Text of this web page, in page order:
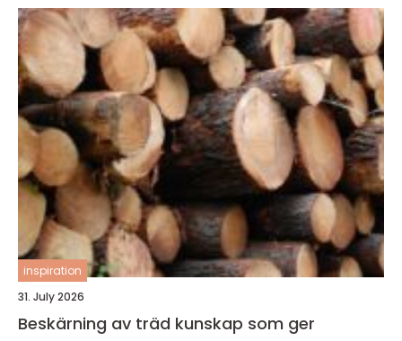
inspiration
31. July 2026
Beskärning av träd kunskap som ger